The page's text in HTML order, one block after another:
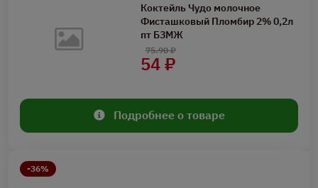
Коктейль Чудо молочное
Фисташковый Пломбир 2% 0,2л
пт БЗМЖ
54 ₽
75.90 ₽
Подробнее о товаре
-36%